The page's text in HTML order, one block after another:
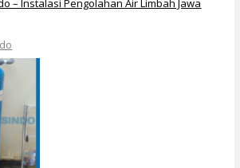
– Instalasi Pengolahan Air Limbah Jawa